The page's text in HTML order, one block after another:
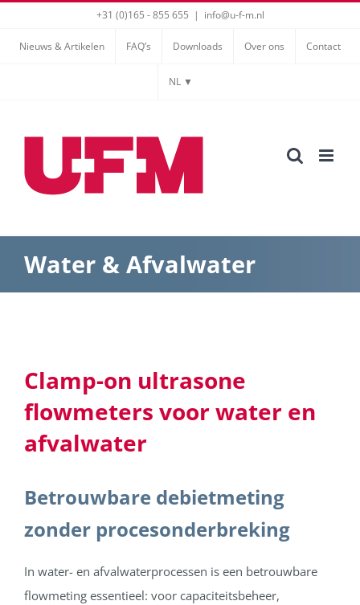
+31 (0)165 - 855 655 | info@u-f-m.nl
Nieuws & Artikelen FAQ’s Downloads Over ons Contact
NL ▼
Water & Afvalwater
Clamp-on ultrasone
flowmeters voor water en
afvalwater
Betrouwbare debietmeting
zonder procesonderbreking
In water- en afvalwaterprocessen is een betrouwbare
flowmeting essentieel: voor capaciteitsbeheer,